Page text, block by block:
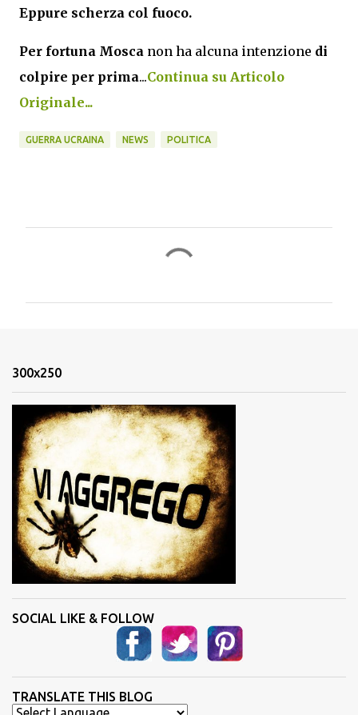
Eppure scherza col fuoco.
Per fortuna Mosca non ha alcuna intenzione di
colpire per prima...Continua su Articolo
Originale...
GUERRA UCRAINA NEWS POLITICA
n
i
300x250
SOCIAL LIKE & FOLLOW
TRANSLATE THIS BLOG